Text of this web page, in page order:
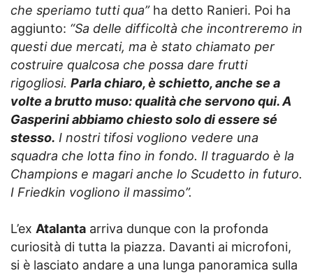
che speriamo tutti qua”ha detto Ranieri. Poi ha
aggiunto: “Sa delle difficoltà che incontreremo in
questi due mercati, ma è stato chiamato per
costruire qualcosa che possa dare frutti
rigogliosi. Parla chiaro, è schietto, anche se a
volte a brutto muso: qualità che servono qui. A
Gasperini abbiamo chiesto solo di essere sé
stesso. I nostri tifosi vogliono vedere una
squadra che lotta fino in fondo. Il traguardo è la
Champions e magari anche lo Scudetto in futuro.
I Friedkin vogliono il massimo”.
L’ex Atalanta arriva dunque con la profonda
curiosità di tutta la piazza. Davanti ai microfoni,
si è lasciato andare a una lunga panoramica sulla